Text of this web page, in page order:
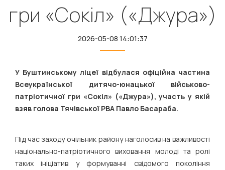
гри «Сокіл» («Джура»)
2026-05-08 14:01:37
У Буштинському ліцеї відбулася офіційна частина
Всеукраїнської дитячо-юнацької військово-
патріотичної гри «Сокіл» («Джура»), участь у якій
взяв голова Тячівської РВА Павло Басараба.
Під час заходу очільник району наголосив на важливості
національно-патріотичного виховання молоді та ролі
таких ініціатив у формуванні свідомого покоління